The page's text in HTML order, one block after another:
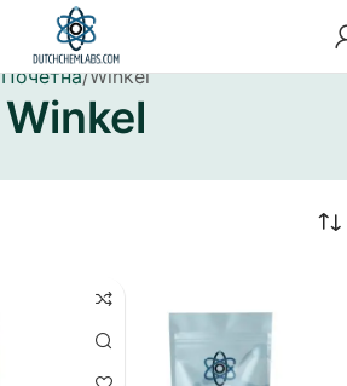
Почетна Winkel
Winkel